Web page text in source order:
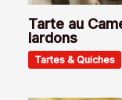
Tarte au
lardons
Tartes & Quiches